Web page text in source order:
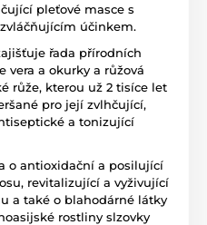
pleťové masce s
účinkem.
řada přírodních
vera a okurky a růžová
růže, kterou už 2 tisíce let
pro její zvlhčující,
a tonizující
o antioxidační a posilující
revitalizující a vyživující
a také o blahodárné látky
rostliny slzovky